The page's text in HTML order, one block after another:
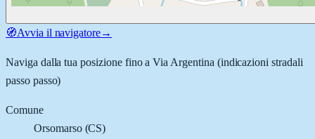
🧭Avvia il navigatore→
Naviga dalla tua posizione fino aVia Argentina (indicazioni stradali
passo passo)
Comune
Orsomarso(CS)